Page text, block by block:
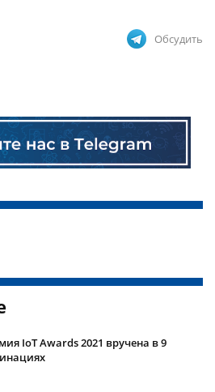
Обсудить
IoT Awards 2021 вручена в 9